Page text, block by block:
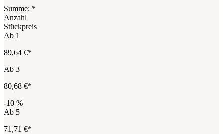
Summe: *
Anzahl
Stückpreis
Ab 1
89,64 €*
Ab 3
80,68 €*
-10 %
Ab 5
71,71 €*